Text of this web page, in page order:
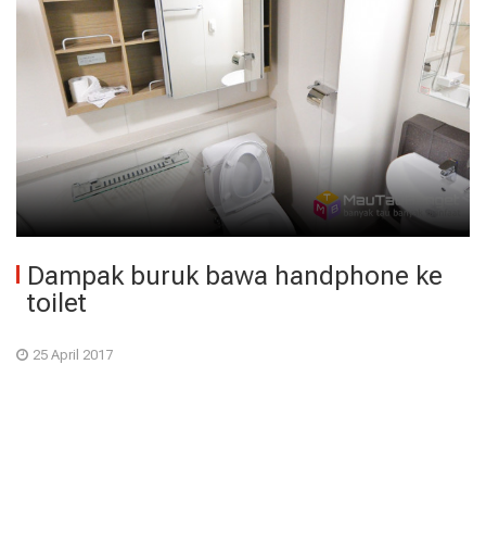
Dampak buruk bawa handphone ke
toilet
25 April 2017